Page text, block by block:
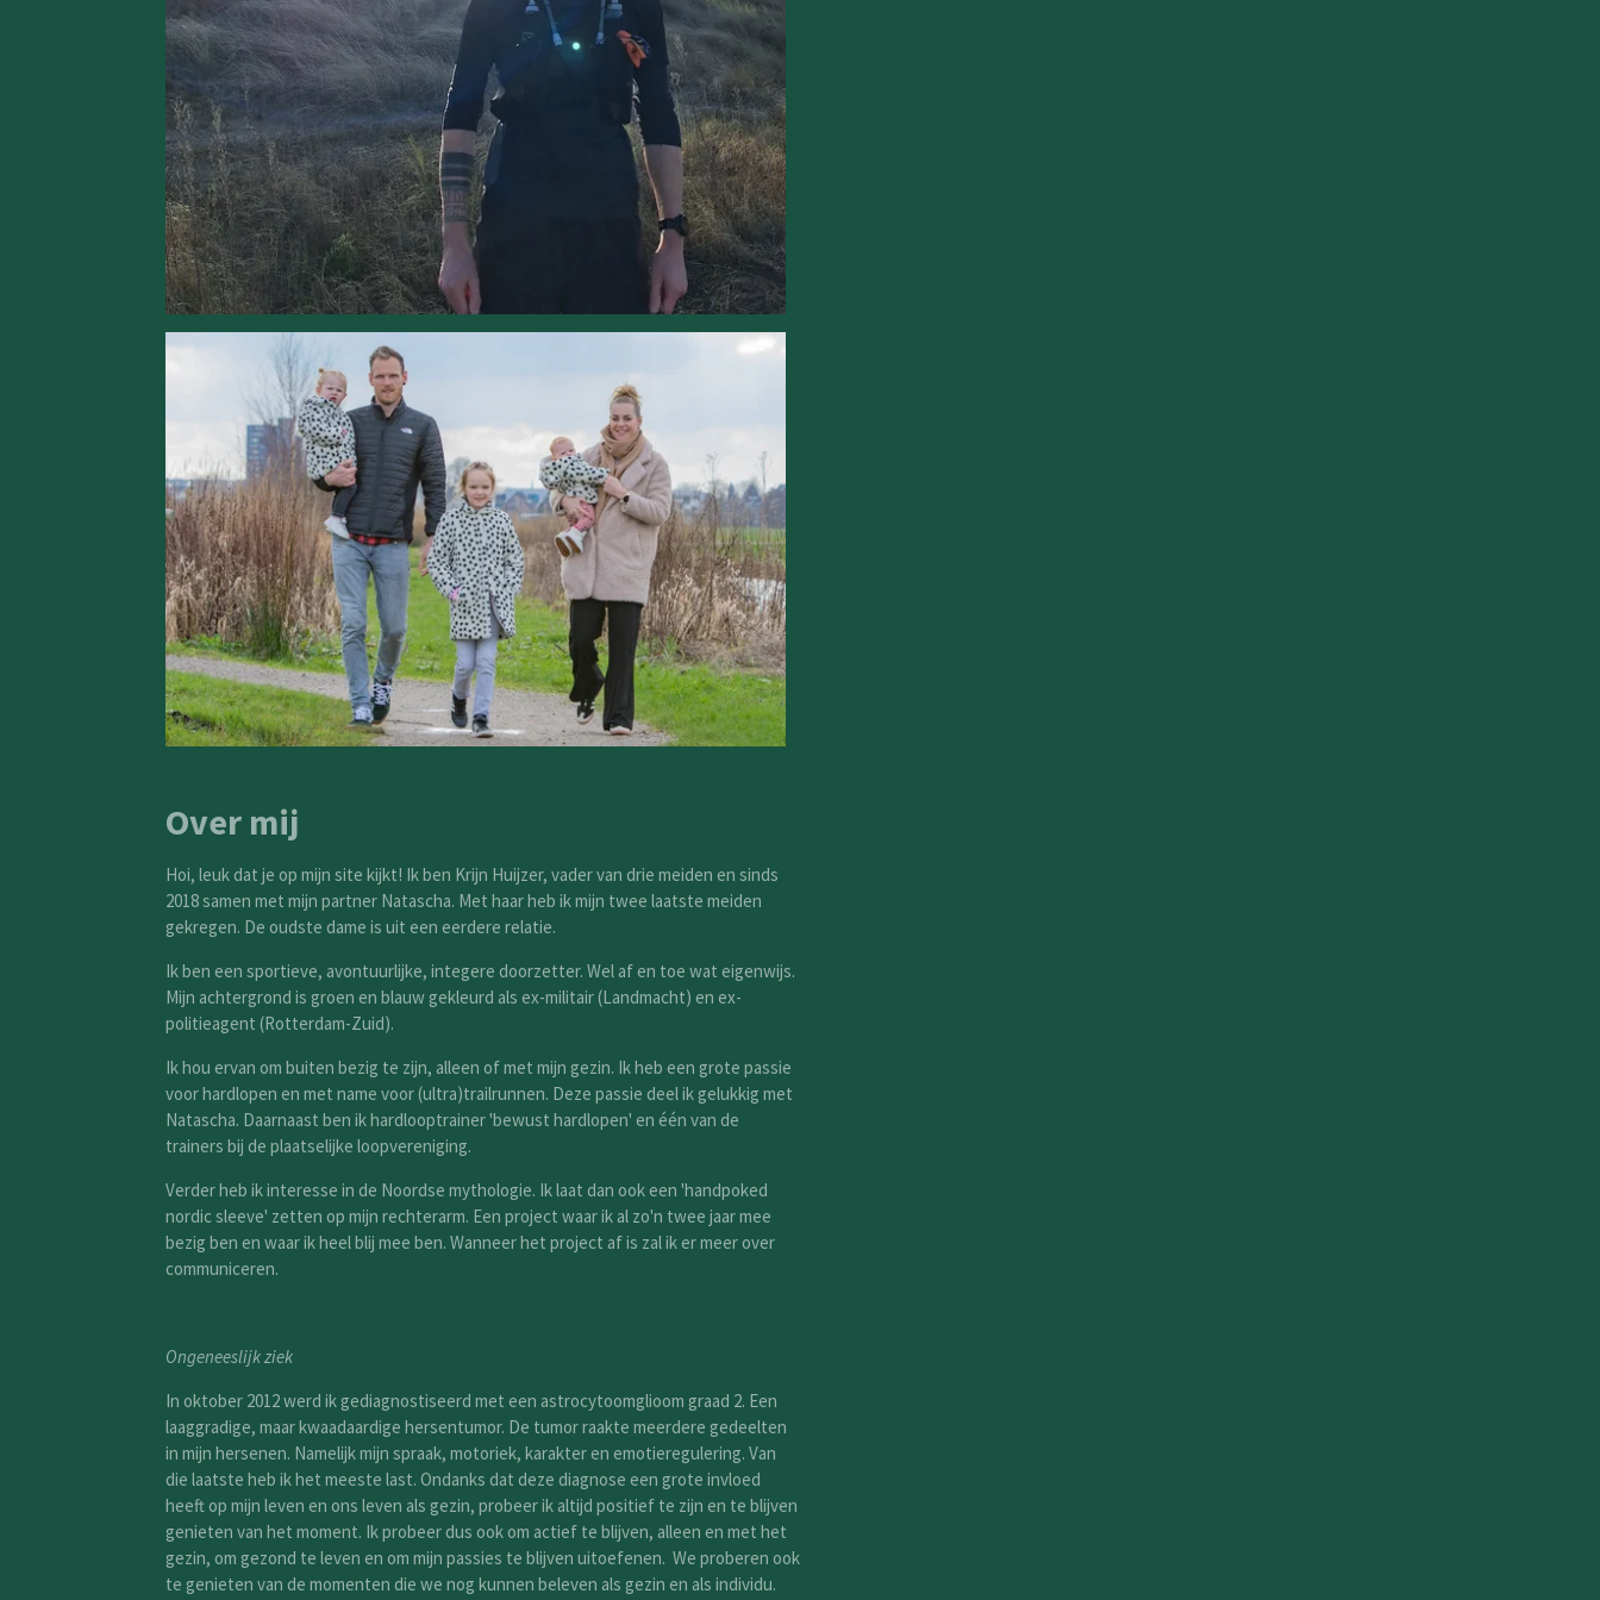
Over mij
Hoi, leuk dat je op mijn site kijkt! Ik ben Krijn Huijzer, vader van drie meiden en sinds
2018 samen met mijn partner Natascha. Met haar heb ik mijn twee laatste meiden
gekregen. De oudste dame is uit een eerdere relatie.
Ik ben een sportieve, avontuurlijke, integere doorzetter. Wel af en toe wat eigenwijs.
Mijn achtergrond is groen en blauw gekleurd als ex-militair (Landmacht) en ex-
politieagent (Rotterdam-Zuid).
Ik hou ervan om buiten bezig te zijn, alleen of met mijn gezin. Ik heb een grote passie
voor hardlopen en met name voor (ultra)trailrunnen. Deze passie deel ik gelukkig met
Natascha. Daarnaast ben ik hardlooptrainer 'bewust hardlopen' en één van de
trainers bij de plaatselijke loopvereniging.
Verder heb ik interesse in de Noordse mythologie. Ik laat dan ook een 'handpoked
nordic sleeve' zetten op mijn rechterarm. Een project waar ik al zo'n twee jaar mee
bezig ben en waar ik heel blij mee ben. Wanneer het project af is zal ik er meer over
communiceren.
Ongeneeslijk ziek
In oktober 2012 werd ik gediagnostiseerd met een astrocytoomglioom graad 2. Een
laaggradige, maar kwaadaardige hersentumor. De tumor raakte meerdere gedeelten
in mijn hersenen. Namelijk mijn spraak, motoriek, karakter en emotieregulering. Van
die laatste heb ik het meeste last. Ondanks dat deze diagnose een grote invloed
heeft op mijn leven en ons leven als gezin, probeer ik altijd positief te zijn en te blijven
genieten van het moment. Ik probeer dus ook om actief te blijven, alleen en met het
gezin, om gezond te leven en om mijn passies te blijven uitoefenen. We proberen ook
te genieten van de momenten die we nog kunnen beleven als gezin en als individu.